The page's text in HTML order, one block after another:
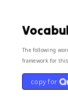
The following
framework for
copy for